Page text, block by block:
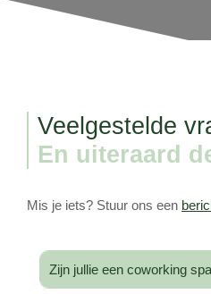
Veelgestelde
En uiteraard
Mis je iets? Stuur ons een
Zijn jullie een coworking